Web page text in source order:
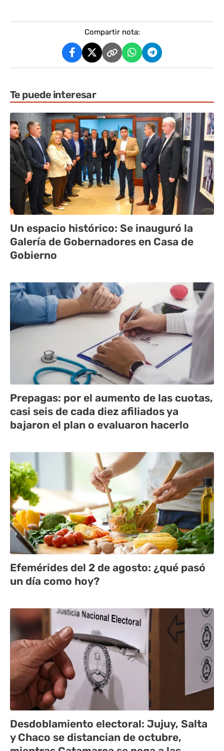
Compartir nota:
Te puede interesar
Un espacio histórico: Se inauguró la
Galería de Gobernadores en Casa de
Gobierno
Prepagas: por el aumento de las cuotas,
casi seis de cada diez afiliados ya
bajaron el plan o evaluaron hacerlo
Efemérides del 2 de agosto: ¿qué pasó
un día como hoy?
Desdoblamiento electoral: Jujuy, Salta
y Chaco se distancian de octubre,